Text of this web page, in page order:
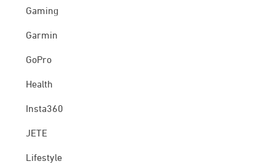
Gaming
Garmin
GoPro
Health
Insta360
JETE
Lifestyle